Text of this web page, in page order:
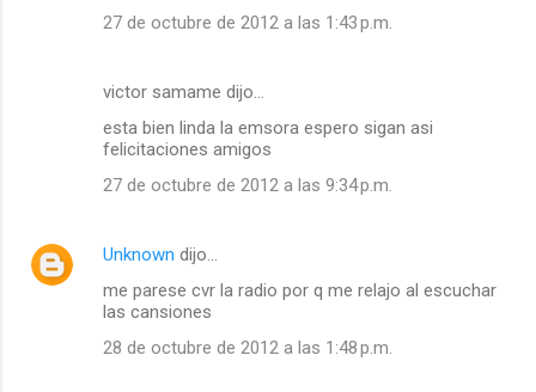
27 de octubre de 2012 a las 1:43 p.m.
victor samame dijo…
esta bien linda la emsora espero sigan asi
felicitaciones amigos
27 de octubre de 2012 a las 9:34 p.m.
Unknown dijo…
me parese cvr la radio por q me relajo al escuchar
las cansiones
28 de octubre de 2012 a las 1:48 p.m.